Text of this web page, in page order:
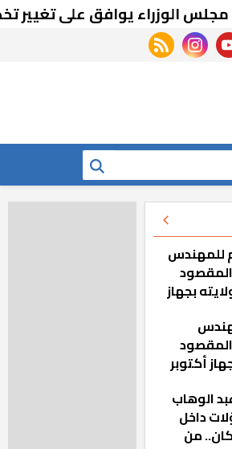
يوافق على تغيير
instagram
rss feed
للمهندس
بجهاز
أكتوبر
الوهاب
داخل
من